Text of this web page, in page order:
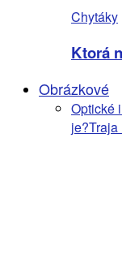
Chytáky
Ktorá
Obrázkové
Optické
je?Traja